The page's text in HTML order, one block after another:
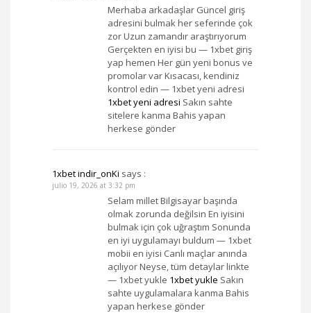
Merhaba arkadaşlar Güncel giriş
adresini bulmak her seferinde çok
zor Uzun zamandır araştırıyorum
Gerçekten en iyisi bu — 1xbet giriş
yap hemen Her gün yeni bonus ve
promolar var Kısacası, kendiniz
kontrol edin — 1xbet yeni adresi
1xbet yeni adresi Sakın sahte
sitelere kanma Bahis yapan
herkese gönder
1xbet indir_onKi says :
julio 19, 2026 at 3:32 pm
Selam millet Bilgisayar başında
olmak zorunda değilsin En iyisini
bulmak için çok uğraştım Sonunda
en iyi uygulamayı buldum — 1xbet
mobii en iyisi Canlı maçlar anında
açılıyor Neyse, tüm detaylar linkte
— 1xbet yukle 1xbet yukle Sakın
sahte uygulamalara kanma Bahis
yapan herkese gönder